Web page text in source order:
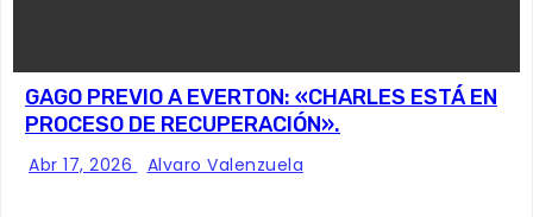
GAGO PREVIO A EVERTON: «CHARLES ESTÁ EN
PROCESO DE RECUPERACIÓN».
Abr 17, 2026 Alvaro Valenzuela